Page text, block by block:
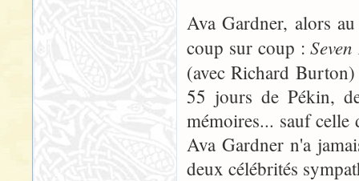
Ava Gardner, alors
coup sur coup :
(avec Richard
55 jours de Pékin,
mémoires... sauf celle
Ava Gardner n'a
deux célébrités